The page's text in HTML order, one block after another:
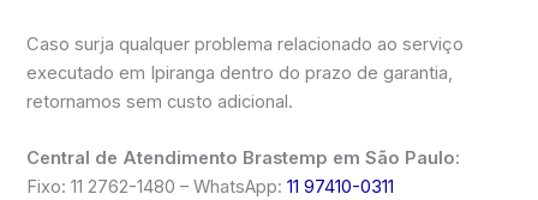
Caso surja qualquer problema relacionado ao serviço
executado em Ipiranga dentro do prazo de garantia,
retornamos sem custo adicional.
Central de Atendimento Brastemp em São Paulo:
Fixo: 11 2762-1480 – WhatsApp:11 97410-0311